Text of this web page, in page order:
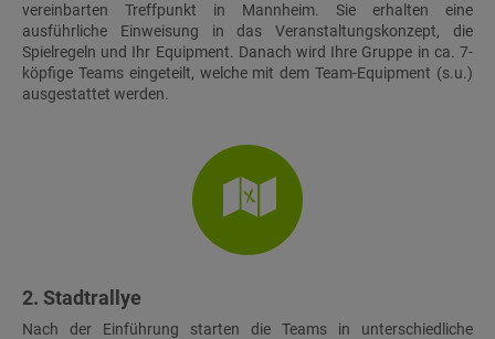
vereinbarten Treffpunkt in Mannheim. Sie erhalten eine
ausführliche Einweisung in das Veranstaltungskonzept, die
Spielregeln und Ihr Equipment. Danach wird Ihre Gruppe in ca. 7-
köpfige Teams eingeteilt, welche mit dem Team-Equipment (s.u.)
ausgestattet werden.
2. Stadtrallye
Nach der Einführung starten die Teams in unterschiedliche